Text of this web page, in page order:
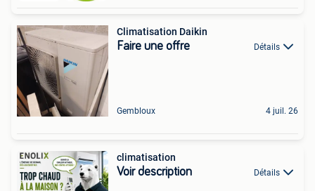
Climatisation Daikin
Faire une offre Détails
Gembloux 4 juil. 26
climatisation
Voir description Détails